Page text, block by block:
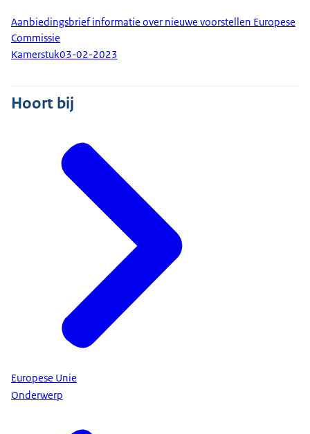
Aanbiedingsbrief informatie over nieuwe voorstellen Europese
Commissie
Kamerstuk03-02-2023
Hoort bij
Europese Unie
Onderwerp